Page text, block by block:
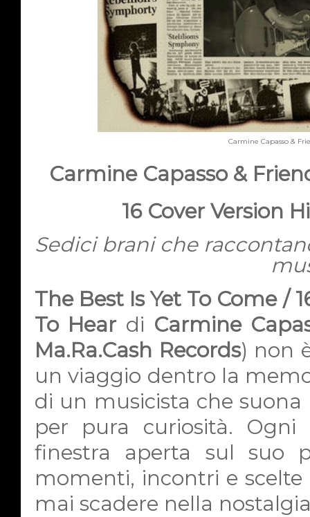
Carmine Capasso &
Carmine Capasso &
16 Cover Version
Sedici brani che
The Best Is Yet To Come /
To Heardi Carmine
Ma.Ra.Cash Records) non
un viaggio dentro la
di un musicista che suona
per pura curiosità.
finestra aperta sul suo
momenti, incontri e
mai scadere nella